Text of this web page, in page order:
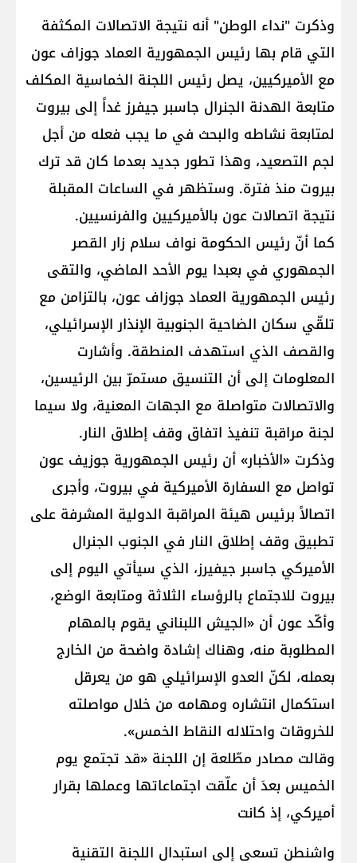
وذكرت "نداء الوطن" أنه نتيجة الاتصالات المكثفة
التي قام بها رئيس الجمهورية العماد جوزاف عون
مع الأميركيين، يصل رئيس اللجنة الخماسية المكلف
متابعة الهدنة الجنرال جاسبر جيفرز غداً إلى بيروت
لمتابعة نشاطه والبحث في ما يجب فعله من أجل
لجم التصعيد، وهذا تطور جديد بعدما كان قد ترك
بيروت منذ فترة. وستظهر في الساعات المقبلة
نتيجة اتصالات عون بالأميركيين والفرنسيين.
كما أنّ رئيس الحكومة نواف سلام زار القصر
الجمهوري في بعبدا يوم الأحد الماضي، والتقى
رئيس الجمهورية العماد جوزاف عون، بالتزامن مع
تلقّي سكان الضاحية الجنوبية الإنذار الإسرائيلي،
والقصف الذي استهدف المنطقة. وأشارت
المعلومات إلى أن التنسيق مستمرّ بين الرئيسين،
والاتصالات متواصلة مع الجهات المعنية، ولا سيما
لجنة مراقبة تنفيذ اتفاق وقف إطلاق النار.
وذكرت «الأخبار» أن رئيس الجمهورية جوزيف عون
تواصل مع السفارة الأميركية في بيروت، وأجرى
اتصالاً برئيس هيئة المراقبة الدولية المشرفة على
تطبيق وقف إطلاق النار في الجنوب الجنرال
الأميركي جاسبر جيفيرز، الذي سيأتي اليوم إلى
بيروت للاجتماع بالرؤساء الثلاثة ومتابعة الوضع،
وأكّد عون أن «الجيش اللبناني يقوم بالمهام
المطلوبة منه، وهناك إشادة واضحة من الخارج
بعمله، لكنّ العدو الإسرائيلي هو من يعرقل
استكمال انتشاره ومهامه من خلال مواصلته
للخروقات واحتلاله النقاط الخمس».
وقالت مصادر مطّلعة إن اللجنة «قد تجتمع يوم
الخميس بعدَ أن علّقت اجتماعاتها وعملها بقرار
أميركي، إذ كانت
واشنطن تسعى إلى استبدال اللجنة التقنية